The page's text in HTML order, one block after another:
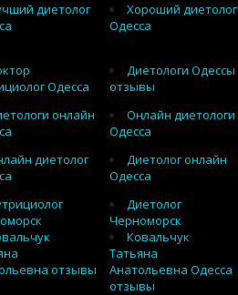
диетолог
Хороший диетолог
Одесса
Одесса
Диетологи Одессы
отзывы
онлайн
Онлайн диетологи
Одесса
диетолог
Диетолог онлайн
Одесса
Диетолог
Черноморск
отзывы
Ковальчук
Татьяна
Анатольевна Одесса
отзывы